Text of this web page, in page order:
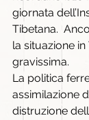
giornata
Tibetana.
la situazione
gravissima.
La politica
assimilazione
distruzione